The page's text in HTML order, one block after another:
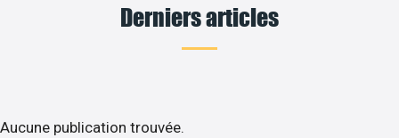
Derniers articles
Aucune publication trouvée.